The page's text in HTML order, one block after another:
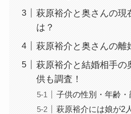
萩原裕介と奥さんの現
は？
萩原裕介と奥さんの離
萩原裕介と結婚相手の
供も調査！
子供の性別・年齢・
萩原裕介には娘が2